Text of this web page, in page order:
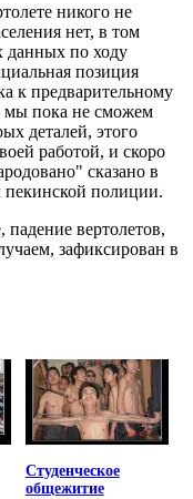
никого не
нет, в том
данных по ходу
позиция
к предварительному
мы пока не сможем
деталей, этого
работой, и скоро
сказано в
пекинской полиции.
вертолетов,
зафиксирован в
Студенческое
общежитие